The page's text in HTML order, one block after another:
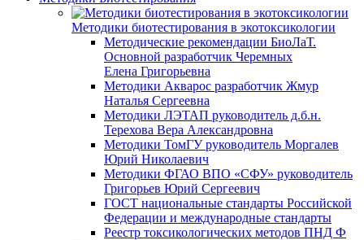
Методики биотестирования в экотоксикологии
Методические рекомендации БиоЛаТ.
Основной разработчик Черемных
Елена Григорьевна
Методики Акварос разработчик Жмур
Наталья Сергеевна
Методики ЛЭТАП руководитель д.б.н.
Терехова Вера Александровна
Методики ТомГУ руководитель Моргалев
Юрий Николаевич
Методики ФГАО ВПО «СФУ» руководитель
Григорьев Юрий Сергеевич
ГОСТ национальные стандарты Российской
Федерации и международные стандарты
Реестр токсикологических методов ПНД Ф